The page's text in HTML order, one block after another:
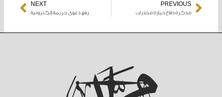
PREVIOUS
مذكرة دفاع حيازة مخدرات
NEXT
رفع دعوى جريمة إلكترونية
Next